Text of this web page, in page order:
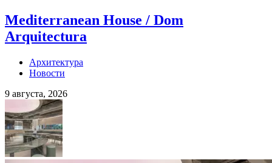
Mediterranean House / Dom
Arquitectura
Архитектура
Новости
9 августа, 2026